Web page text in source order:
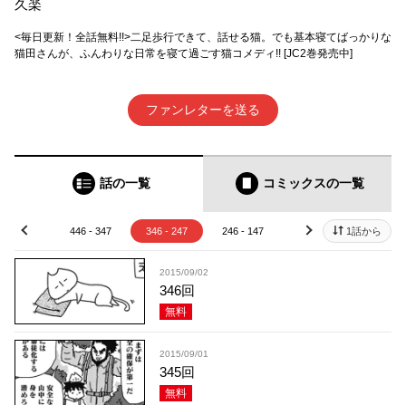
久楽
<毎日更新！全話無料!!>二足歩行できて、話せる猫。でも基本寝てばっかりな
猫田さんが、ふんわりな日常を寝て過ごす猫コメディ!! [JC2巻発売中]
ファンレターを送る
話の一覧 コミックスの一覧
- 447 446 - 347 346 - 247 246 - 147 146 - 47 46 -
prev next 1話から
2015/09/02
346回
無料
2015/09/01
345回
無料